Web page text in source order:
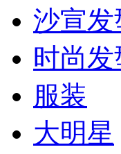
沙宣发
时尚发
服装
大明星